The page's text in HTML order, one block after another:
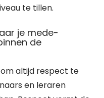
te tillen.
je mede-
de
altijd respect te
en leraren